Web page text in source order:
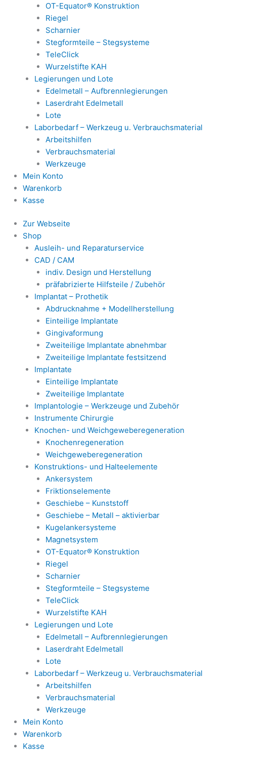
OT-Equator® Konstruktion
Riegel
Scharnier
Stegformteile – Stegsysteme
TeleClick
Wurzelstifte KAH
Legierungen und Lote
Edelmetall – Aufbrennlegierungen
Laserdraht Edelmetall
Lote
Laborbedarf – Werkzeug u. Verbrauchsmaterial
Arbeitshilfen
Verbrauchsmaterial
Werkzeuge
Mein Konto
Warenkorb
Kasse
Zur Webseite
Shop
Ausleih- und Reparaturservice
CAD / CAM
indiv. Design und Herstellung
präfabrizierte Hilfsteile / Zubehör
Implantat – Prothetik
Abdrucknahme + Modellherstellung
Einteilige Implantate
Gingivaformung
Zweiteilige Implantate abnehmbar
Zweiteilige Implantate festsitzend
Implantate
Einteilige Implantate
Zweiteilige Implantate
Implantologie – Werkzeuge und Zubehör
Instrumente Chirurgie
Knochen- und Weichgeweberegeneration
Knochenregeneration
Weichgeweberegeneration
Konstruktions- und Halteelemente
Ankersystem
Friktionselemente
Geschiebe – Kunststoff
Geschiebe – Metall – aktivierbar
Kugelankersysteme
Magnetsystem
OT-Equator® Konstruktion
Riegel
Scharnier
Stegformteile – Stegsysteme
TeleClick
Wurzelstifte KAH
Legierungen und Lote
Edelmetall – Aufbrennlegierungen
Laserdraht Edelmetall
Lote
Laborbedarf – Werkzeug u. Verbrauchsmaterial
Arbeitshilfen
Verbrauchsmaterial
Werkzeuge
Mein Konto
Warenkorb
Kasse